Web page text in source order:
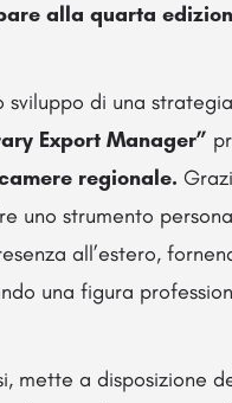
alla quarta
di una
Export Manager”
regionale.
uno strumento
all’estero,
una figura
mette a disposizione